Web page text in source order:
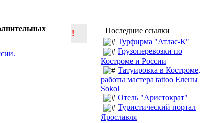
!
Последние ссылки
Турфирма "Атлас-К"
Грузоперевозки по
Костроме и России
Татуировка в Костроме,
работы мастера tattoo Елены
Sokol
Отель "Аристократ"
Туристический портал
Ярославля